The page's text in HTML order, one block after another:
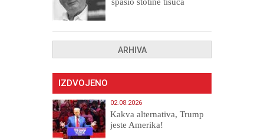
spasio stotine tisuća
ARHIVA
IZDVOJENO
02.08.2026
Kakva alternativa, Trump
jeste Amerika!